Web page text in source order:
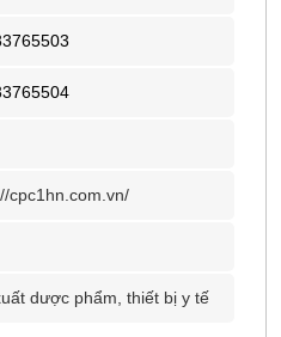
cpc1hn.com.vn/
dược phẩm, thiết bị y tế